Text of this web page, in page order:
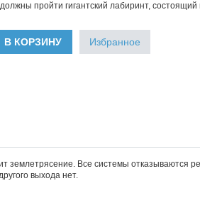
пройти гигантский лабиринт, состоящий
В КОРЗИНУ Избранное
землетрясение. Все системы отказываются
выхода нет.